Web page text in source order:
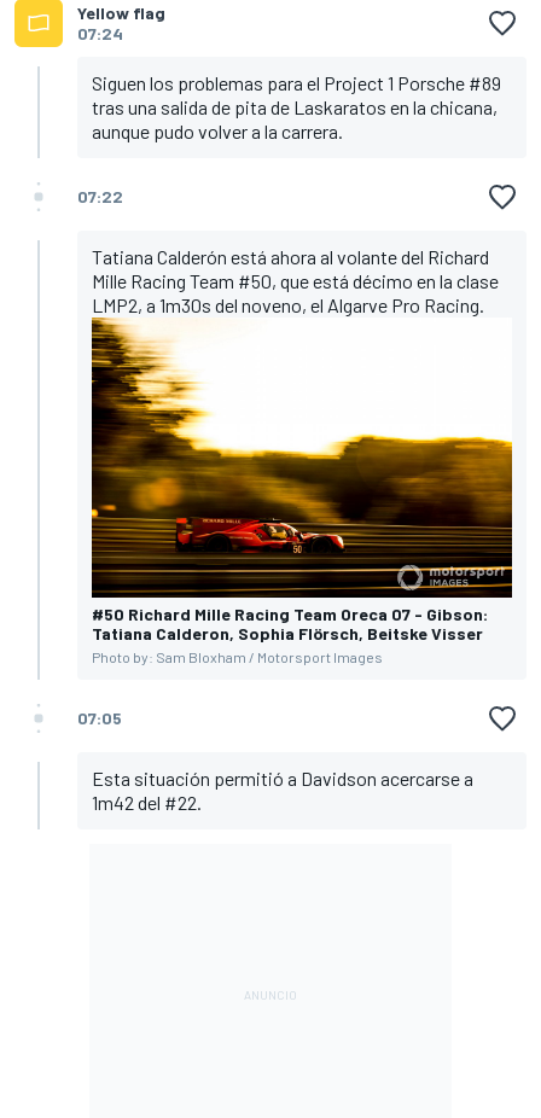
Yellow flag
07:24
Siguen los problemas para el Project 1 Porsche #89
tras una salida de pita de Laskaratos en la chicana,
aunque pudo volver a la carrera.
07:22
Tatiana Calderón está ahora al volante del Richard
Mille Racing Team #50, que está décimo en la clase
LMP2, a 1m30s del noveno, el Algarve Pro Racing.
#50 Richard Mille Racing Team Oreca 07 - Gibson:
Tatiana Calderon, Sophia Flörsch, Beitske Visser
Photo by: Sam Bloxham / Motorsport Images
07:05
Esta situación permitió a Davidson acercarse a
1m42 del #22.